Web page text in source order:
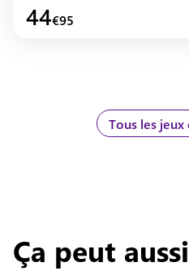
44€95
Tous les
Ça peut